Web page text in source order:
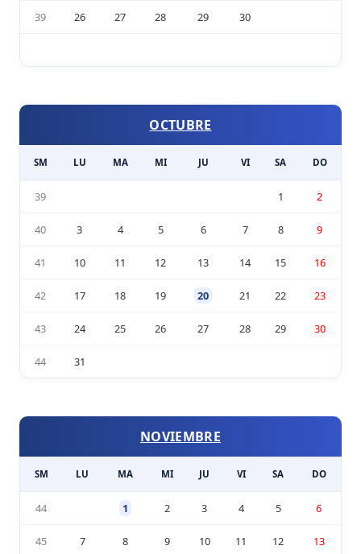
39 26 27 28 29 30
OCTUBRE
SM LU MA MI JU VI SA DO
39 1 2
40 3 4 5 6 7 8 9
41 10 11 12 13 14 15 16
42 17 18 19 20 21 22 23
43 24 25 26 27 28 29 30
44 31
NOVIEMBRE
SM LU MA MI JU VI SA DO
44 1 2 3 4 5 6
45 7 8 9 10 11 12 13